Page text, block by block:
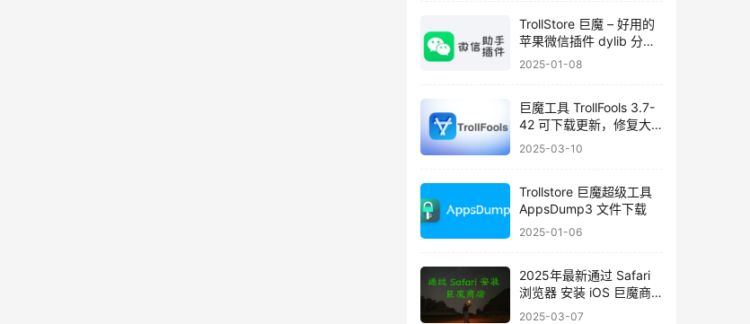
TrollStore 巨魔 – 好用的
苹果微信插件 dylib 分享
– 微信助手&增强插件下载
2025-01-08
巨魔工具 TrollFools 3.7-
42 可下载更新，修复大
量问题
2025-03-10
Trollstore 巨魔超级工具
AppsDump3 文件下载
2025-01-06
2025年最新通过 Safari
浏览器 安装 iOS 巨魔商
店 Trollstore
2025-03-07